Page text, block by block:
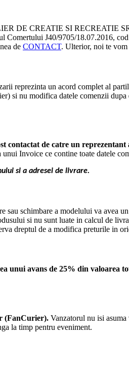
DE CREATIE SI RECREATIE
Comertului J40/9705/18.07.2016,
de CONTACT. Ulterior, noi te vom
reprezinta un acord complet al
si nu modifica datele comenzii
contactat de catre un reprezentant
Invoice ce contine toate datele
si a adresei de livrare.
sau schimbare a modelului va avea
si nu sunt luate in calcul de
dreptul de a modifica preturile in
unui avans de 25% din valoarea
(FanCurier). Vanzatorul nu isi
la timp pentru eveniment.